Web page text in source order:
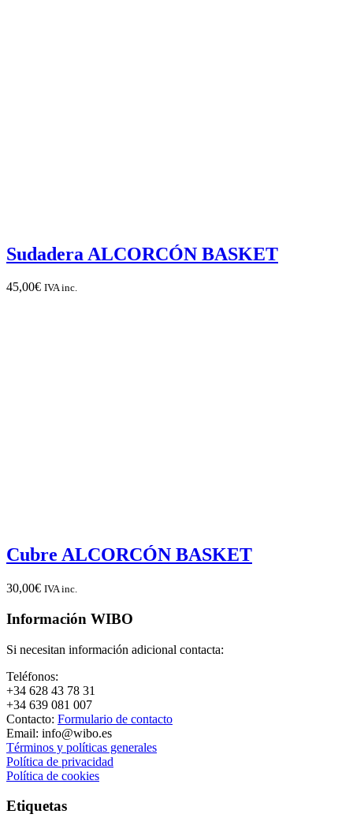
Sudadera ALCORCÓN BASKET
45,00€ IVA inc.
Cubre ALCORCÓN BASKET
30,00€ IVA inc.
Información WIBO
Si necesitan información adicional contacta:
Teléfonos:
+34 628 43 78 31
+34 639 081 007
Contacto: Formulario de contacto
Email: info@wibo.es
Términos y políticas generales
Política de privacidad
Política de cookies
Etiquetas